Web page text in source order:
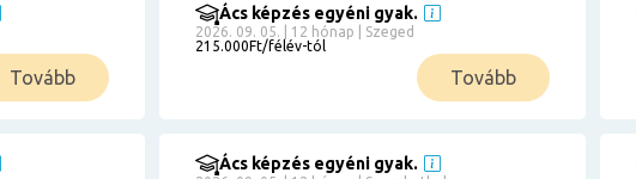
Tovább
Ács képzés egyéni gyak.
2026. 09. 05. | 12 hónap | Szeged
215.000Ft/félév-tól
Tovább
Ács képzés egyéni gyak.